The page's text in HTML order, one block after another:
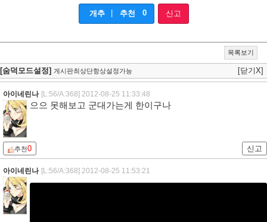
개추 추천 0 신고
목록보기
[숨덕모드설정] 게시판최상단항상설정가능 [닫기X]
아이네린나 [L:56/A:368] 2012-08-25 11:33:48
으으 못해보고 군대가는게 한이구나
추천0 신고
아이네린나 [L:56/A:368] 2012-08-25 11:53:21